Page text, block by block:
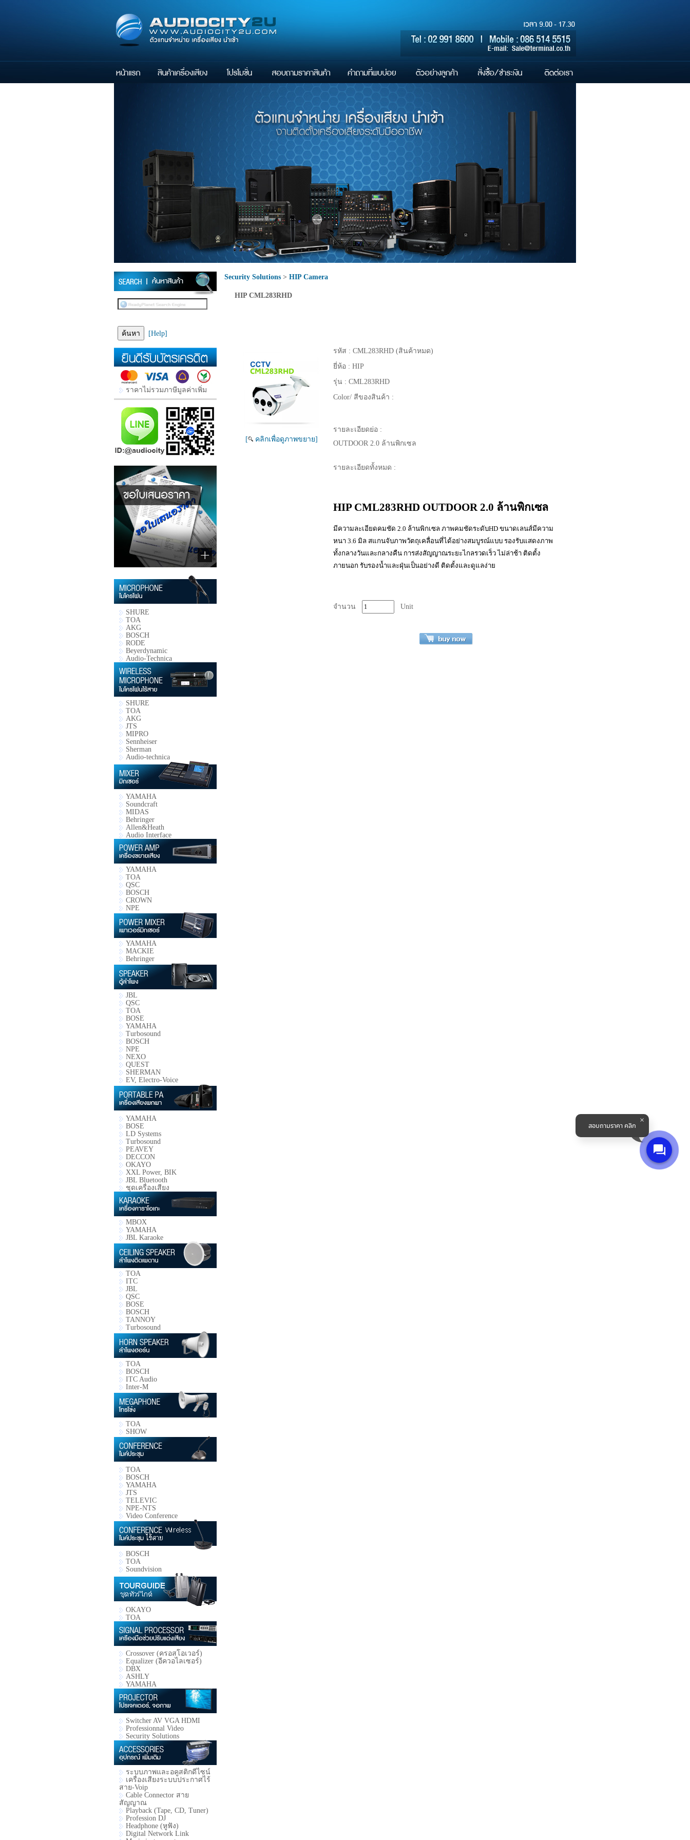
[Help]
ราคาไม่รวมภาษีมูลค่าเพิ่ม
SHURE
TOA
AKG
BOSCH
RODE
Beyerdynamic
Audio-Technica
SHURE
TOA
AKG
JTS
MIPRO
Sennheiser
Sherman
Audio-technica
YAMAHA
Soundcraft
MIDAS
Behringer
Allen&Heath
Audio Interface
YAMAHA
TOA
QSC
BOSCH
CROWN
NPE
YAMAHA
MACKIE
Behringer
JBL
QSC
TOA
BOSE
YAMAHA
Turbosound
BOSCH
NPE
NEXO
QUEST
SHERMAN
EV, Electro-Voice
YAMAHA
BOSE
LD Systems
Turbosound
PEAVEY
DECCON
OKAYO
XXL Power, BIK
JBL Bluetooth
ชุดเครื่องเสียง
MBOX
YAMAHA
JBL Karaoke
TOA
ITC
JBL
QSC
BOSE
BOSCH
TANNOY
Turbosound
TOA
BOSCH
ITC Audio
Inter-M
TOA
SHOW
TOA
BOSCH
YAMAHA
JTS
TELEVIC
NPE-NTS
Video Conference
BOSCH
TOA
Soundvision
OKAYO
TOA
Crossover (ครอสโอเวอร์)
Equalizer (อีควอไลเซอร์)
DBX
ASHLY
YAMAHA
Switcher AV VGA HDMI
Professionnal Video
Security Solutions
ระบบภาพและอคูสติกดีไซน์
เครื่องเสียงระบบประกาศไร้
สาย-Voip
Cable Connector สาย
สัญญาณ
Playback (Tape, CD, Tuner)
Profession DJ
Headphone (หูฟัง)
Digital Network Link
Security Solutions > HIP Camera
HIP CML283RHD
[ คลิกเพื่อดูภาพขยาย]
รหัส : CML283RHD (สินค้าหมด)
ยี่ห้อ : HIP
รุ่น : CML283RHD
Color/ สีของสินค้า :
รายละเอียดย่อ :
OUTDOOR 2.0 ล้านพิกเซล
รายละเอียดทั้งหมด :
HIP CML283RHD OUTDOOR 2.0 ล้านพิกเซล
มีความละเอียดคมชัด 2.0 ล้านพิกเซล ภาพคมชัดระดับHD ขนาดเลนส์มีความ
หนา 3.6 มิล สแกนจับภาพวัตถุเคลื่อนที่ได้อย่างสมบูรณ์แบบ รองรับแสดงภาพ
ทั้งกลางวันและกลางคืน การส่งสัญญาณระยะไกลรวดเร็ว ไม่ล่าช้า ติดตั้ง
ภายนอก รับรองน้ำและฝุ่นเป็นอย่างดี ติดตั้งและดูแลง่าย
จำนวน Unit
สอบถามราคา คลิก